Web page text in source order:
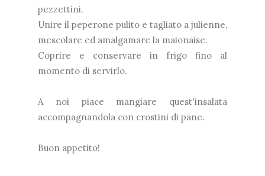
pezzettini.
Unire il peperone pulito e tagliato a julienne,
mescolare ed amalgamare la maionaise.
Coprire e conservare in frigo fino al
momento di servirlo.
A noi piace mangiare quest'insalata
accompagnandola con crostini di pane.
Buon appetito!